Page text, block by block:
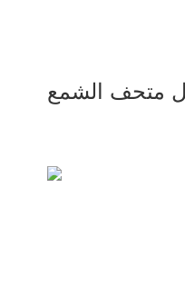
متحف الشمع